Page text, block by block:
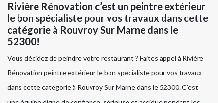
Rivière Rénovation c’est un peintre extérieur
le bon spécialiste pour vos travaux dans cette
catégorie à Rouvroy Sur Marne dans le
52300!
Vous décidez de peindre votre restaurant ? Faites appel à Rivière
Rénovation peintre extérieur le bon spécialiste pour vos travaux
dans cette catégorie à Rouvroy Sur Marne dans le 52300. C’est